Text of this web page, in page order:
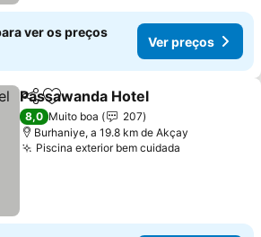
ver os preços
Ver preços
PartilharAdicionar aos favoritos
Passawanda Hotel
8,0 Muito boa
207
Burhaniye, a 19.8 km de Akçay
Piscina exterior bem cuidada